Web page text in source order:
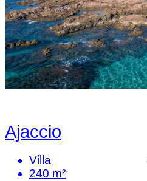
Ajaccio
Villa
240 m²